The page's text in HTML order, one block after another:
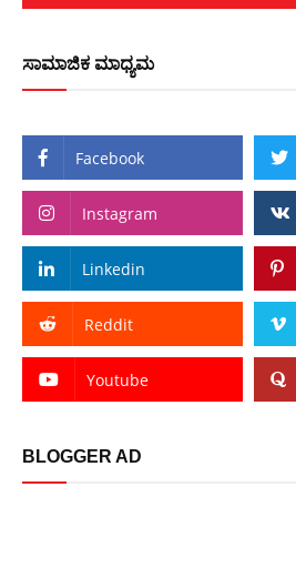
ಸಾಮಾಜಿಕ ಮಾಧ್ಯಮ
Facebook
Instagram
Linkedin
Reddit
Youtube
BLOGGER AD